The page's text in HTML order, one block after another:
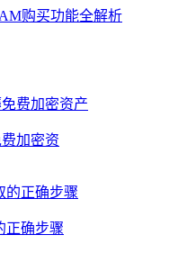
加密资
正确步骤